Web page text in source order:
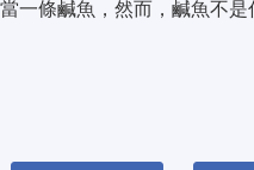
一條鹹魚，然而，鹹魚不是